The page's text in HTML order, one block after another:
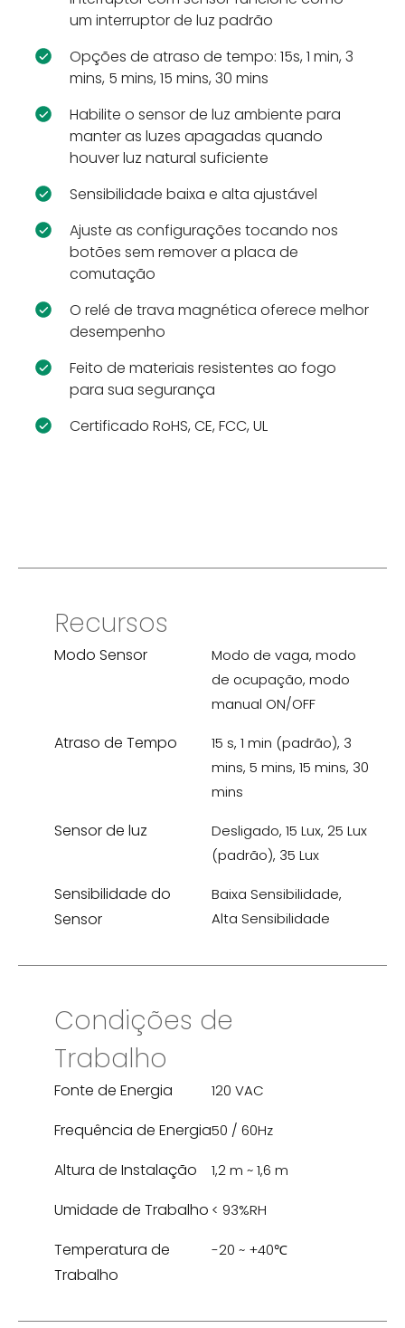
um interruptor de luz padrão
Opções de atraso de tempo: 15s, 1 min, 3
mins, 5 mins, 15 mins, 30 mins
Habilite o sensor de luz ambiente para
manter as luzes apagadas quando
houver luz natural suficiente
Sensibilidade baixa e alta ajustável
Ajuste as configurações tocando nos
botões sem remover a placa de
comutação
O relé de trava magnética oferece melhor
desempenho
Feito de materiais resistentes ao fogo
para sua segurança
Certificado RoHS, CE, FCC, UL
Recursos
Modo Sensor
Modo de vaga, modo
de ocupação, modo
manual ON/OFF
Atraso de Tempo
15 s, 1 min (padrão), 3
mins, 5 mins, 15 mins, 30
mins
Sensor de luz
Desligado, 15 Lux, 25 Lux
(padrão), 35 Lux
Sensibilidade do
Sensor
Baixa Sensibilidade,
Alta Sensibilidade
Condições de
Trabalho
Fonte de Energia 120 VAC
Frequência de Energia50 / 60Hz
Altura de Instalação 1,2 m ~ 1,6 m
Umidade de Trabalho < 93%RH
Temperatura de
Trabalho
-20 ~ +40℃